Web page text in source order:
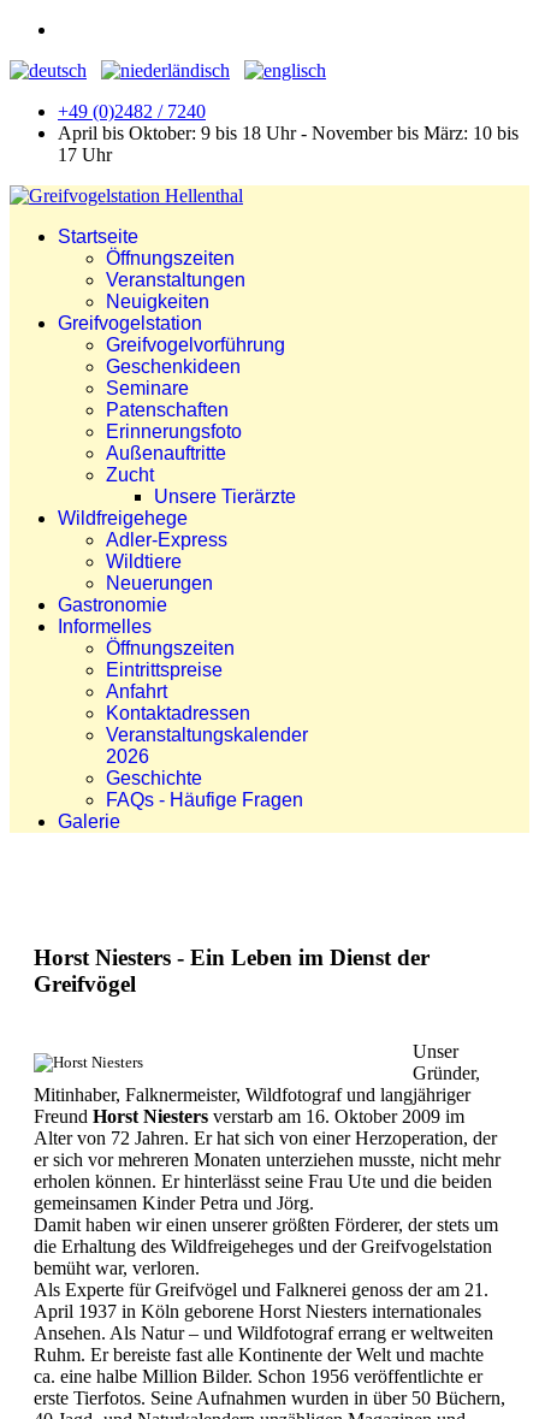
+49 (0)2482 / 7240
April bis Oktober: 9 bis 18 Uhr - November bis März: 10 bis
17 Uhr
Startseite
Öffnungszeiten
Veranstaltungen
Neuigkeiten
Greifvogelstation
Greifvogelvorführung
Geschenkideen
Seminare
Patenschaften
Erinnerungsfoto
Außenauftritte
Zucht
Unsere Tierärzte
Wildfreigehege
Adler-Express
Wildtiere
Neuerungen
Gastronomie
Informelles
Öffnungszeiten
Eintrittspreise
Anfahrt
Kontaktadressen
Veranstaltungskalender
2026
Geschichte
FAQs - Häufige Fragen
Galerie
Horst Niesters - Ein Leben im Dienst der
Greifvögel
Unser
Gründer,
Mitinhaber, Falknermeister, Wildfotograf und langjähriger
Freund Horst Niesters verstarb am 16. Oktober 2009 im
Alter von 72 Jahren. Er hat sich von einer Herzoperation, der
er sich vor mehreren Monaten unterziehen musste, nicht mehr
erholen können. Er hinterlässt seine Frau Ute und die beiden
gemeinsamen Kinder Petra und Jörg.
Damit haben wir einen unserer größten Förderer, der stets um
die Erhaltung des Wildfreigeheges und der Greifvogelstation
bemüht war, verloren.
Als Experte für Greifvögel und Falknerei genoss der am 21.
April 1937 in Köln geborene Horst Niesters internationales
Ansehen. Als Natur – und Wildfotograf errang er weltweiten
Ruhm. Er bereiste fast alle Kontinente der Welt und machte
ca. eine halbe Million Bilder. Schon 1956 veröffentlichte er
erste Tierfotos. Seine Aufnahmen wurden in über 50 Büchern,